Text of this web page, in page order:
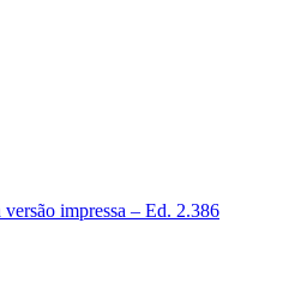
impressa – Ed. 2.386